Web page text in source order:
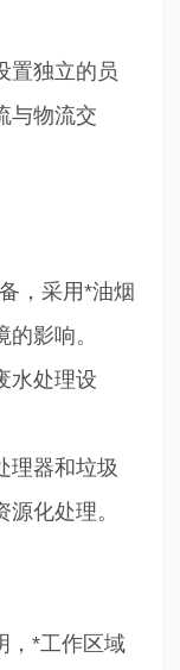
置独立的员
与物流交
，采用*油烟
影响。
水处理设
理器和垃圾
化处理。
，*工作区域